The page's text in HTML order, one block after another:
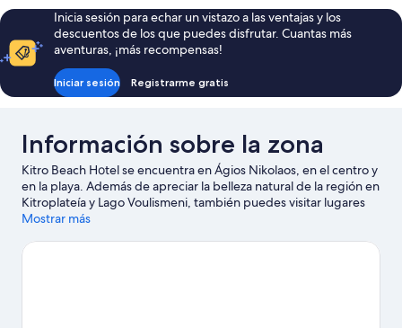
Inicia sesión para echar un vistazo a las ventajas y los
descuentos de los que puedes disfrutar. Cuantas más
aventuras, ¡más recompensas!
Iniciar sesión Registrarme gratis
Información sobre la zona
Kitro Beach Hοtel se encuentra en Ágios Nikolaos, en el centro y
en la playa. Además de apreciar la belleza natural de la región en
Kitroplateía y Lago Voulismeni, también puedes visitar lugares
fundamentales para los aficionados a la cultura, como Museo
para explorar la naturaleza realizando actividades como la
Mostrar más